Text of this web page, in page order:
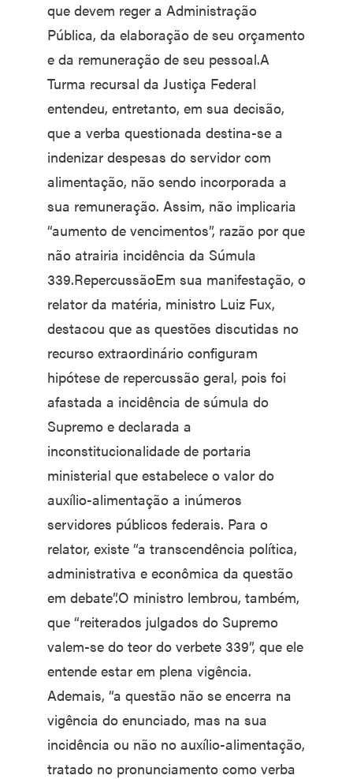
que devem reger a Administração
Pública, da elaboração de seu orçamento
e da remuneração de seu pessoal.A
Turma recursal da Justiça Federal
entendeu, entretanto, em sua decisão,
que a verba questionada destina-se a
indenizar despesas do servidor com
alimentação, não sendo incorporada a
sua remuneração. Assim, não implicaria
“aumento de vencimentos”, razão por que
não atrairia incidência da Súmula
339.RepercussãoEm sua manifestação, o
relator da matéria, ministro Luiz Fux,
destacou que as questões discutidas no
recurso extraordinário configuram
hipótese de repercussão geral, pois foi
afastada a incidência de súmula do
Supremo e declarada a
inconstitucionalidade de portaria
ministerial que estabelece o valor do
auxílio-alimentação a inúmeros
servidores públicos federais. Para o
relator, existe “a transcendência política,
administrativa e econômica da questão
em debate”.O ministro lembrou, também,
que “reiterados julgados do Supremo
valem-se do teor do verbete 339”, que ele
entende estar em plena vigência.
Ademais, “a questão não se encerra na
vigência do enunciado, mas na sua
incidência ou não no auxílio-alimentação,
tratado no pronunciamento como verba